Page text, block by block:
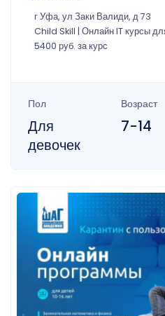
г Уфа, ул Заки Валиди, д 73
Child Skill | Онлайн IT курсы
5400 руб. за курс
Пол
Для
девочек
Возраст
7-14